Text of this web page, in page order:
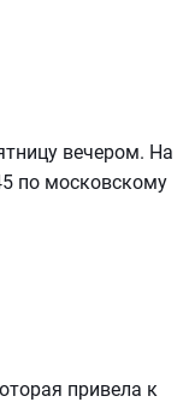
вечером. На
по московскому
привела к